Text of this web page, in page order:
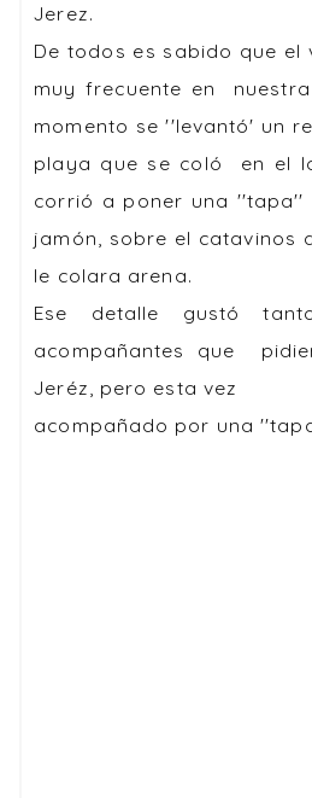
Jerez.
De todos es sabido que el
muy frecuente en
momento se ''levantó' un
playa que se coló en el
corrió a poner una
jamón, sobre el catavinos
le colara arena.
Ese detalle gustó
acompañantes que
Jeréz, pero esta vez
acompañado por una